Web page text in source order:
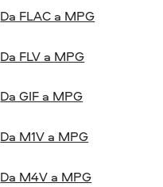
Da FLAC a MPG
Da FLV a MPG
Da GIF a MPG
Da M1V a MPG
Da M4V a MPG